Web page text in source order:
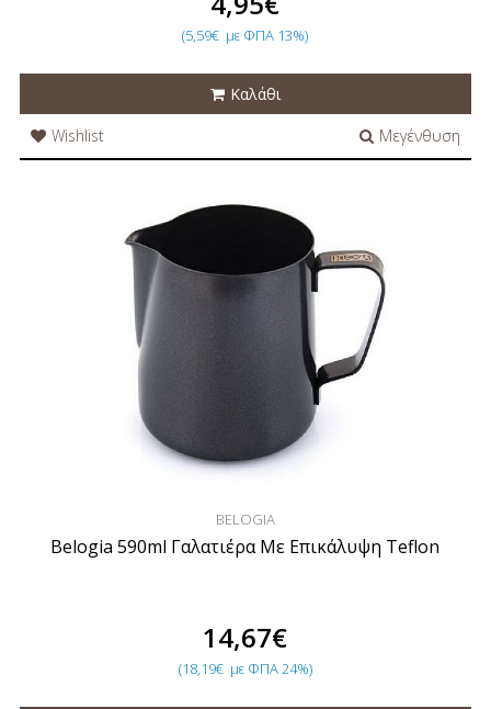
(5,59€ με ΦΠΑ 13%)
Καλάθι
Wishlist
Μεγένθυση
BELOGIA
Belogia 590ml Γαλατιέρα Με Επικάλυψη Teflon
14,67€
(18,19€ με ΦΠΑ 24%)